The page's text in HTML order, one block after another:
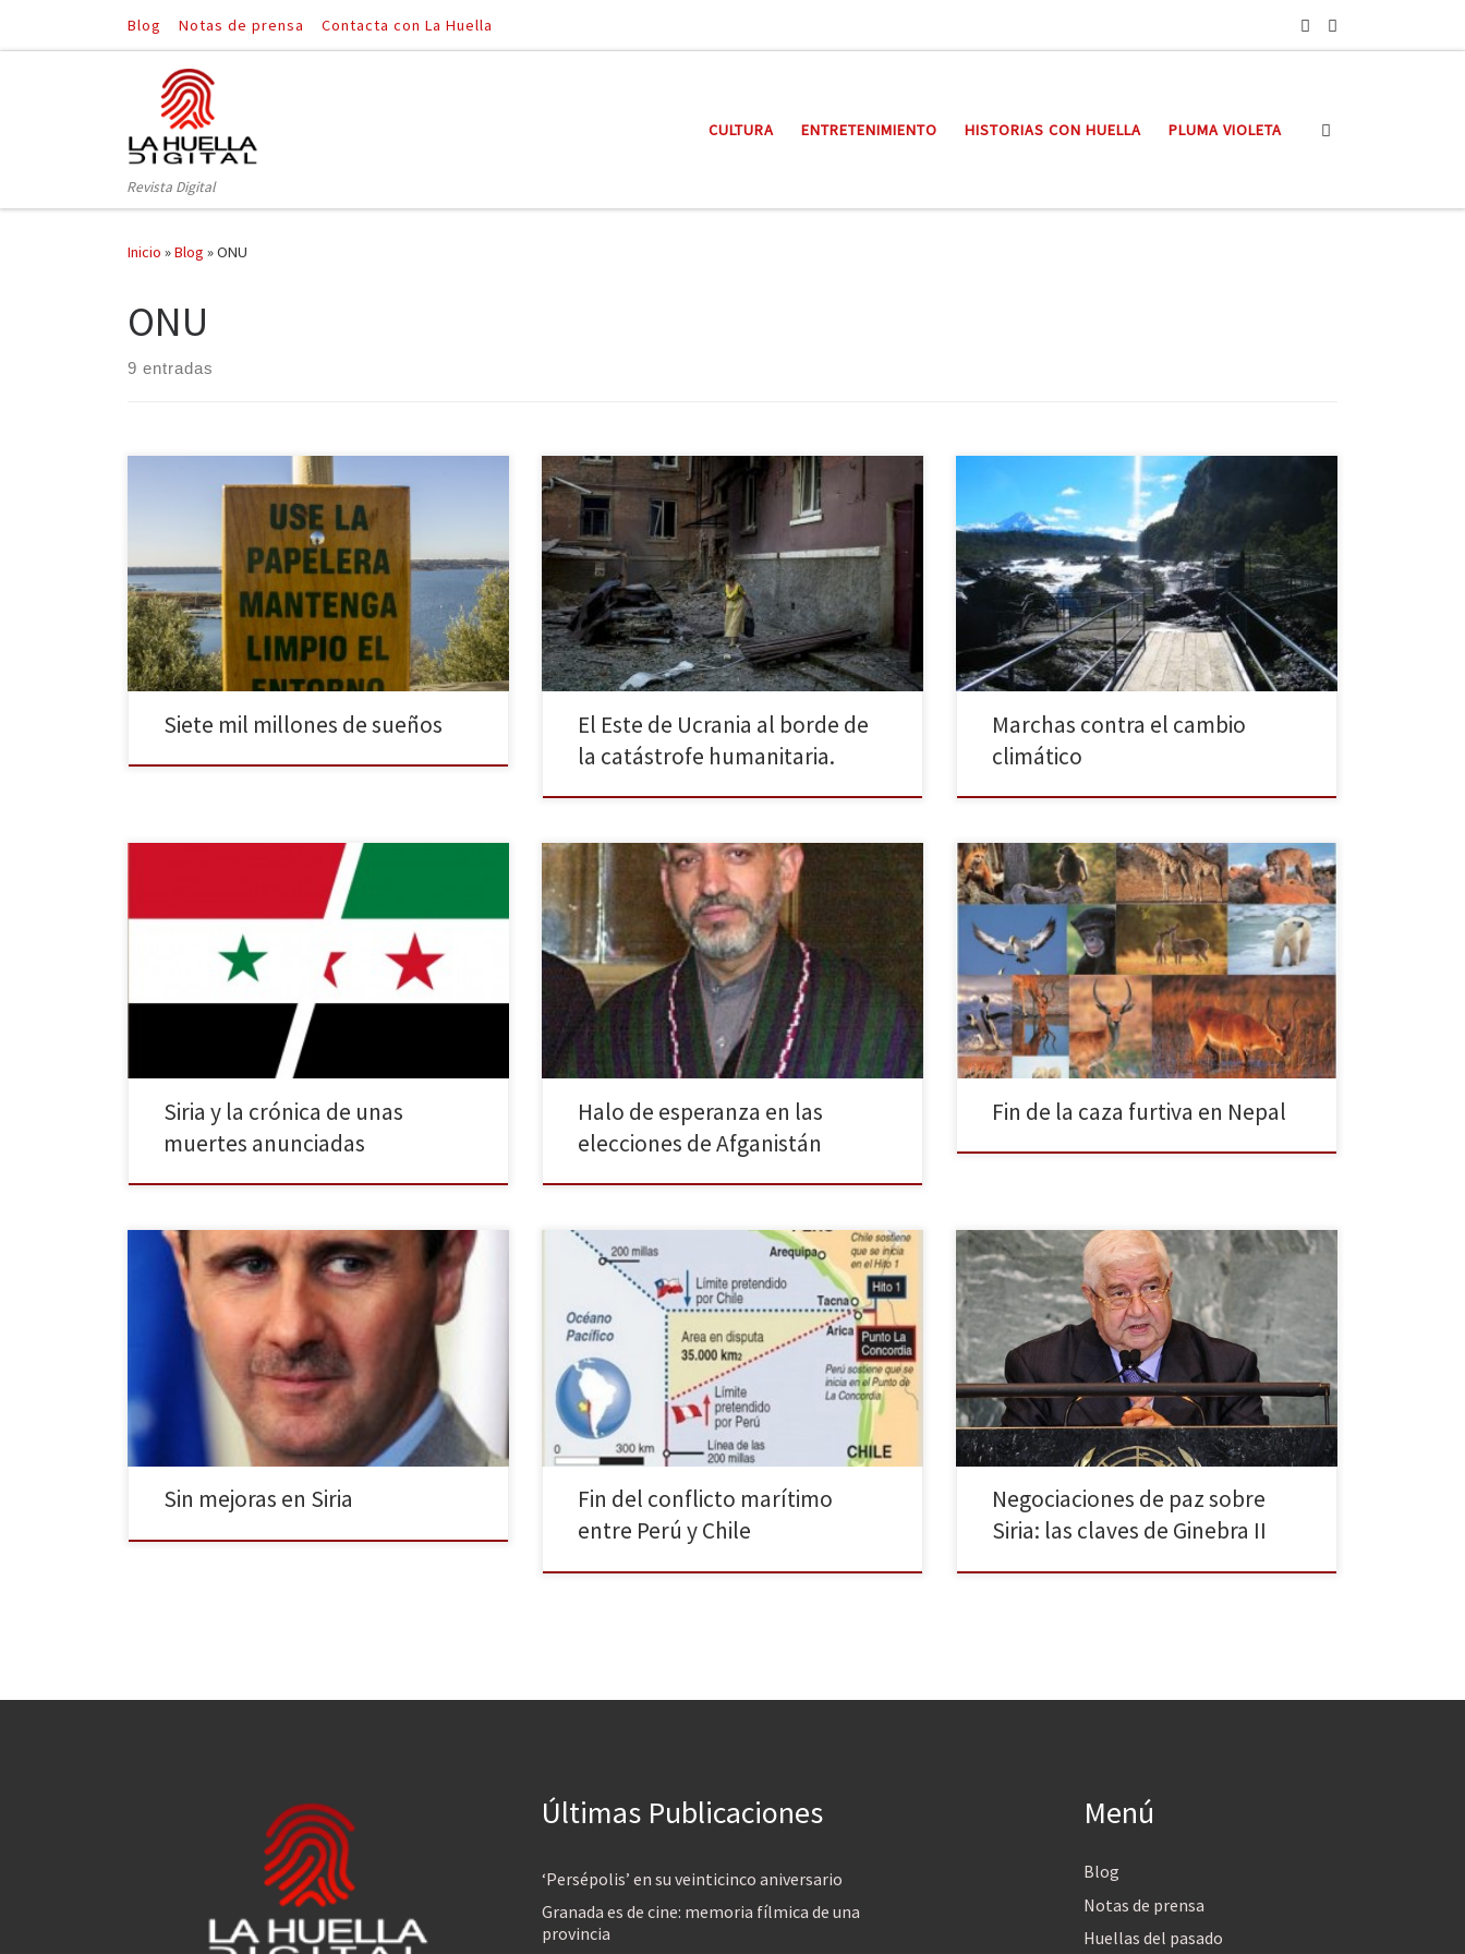
Saltar al contenido
Blog Notas de prensa Contacta con La Huella
Revista Digital
CULTURA ENTRETENIMIENTO HISTORIAS CON HUELLA PLUMA VIOLETA
Inicio »Blog »ONU
ONU
9 entradas
El eslogan que propone el Programa de las Naciones
Unidas para el Medio Ambiente, para celebrar el Día
Mundial del Medio Ambiente de 2015 es “Siete mil
millones de sueños. Un solo planeta. Consume con
moderación”. Si el eslogan del año pasado era “Alza
tu voz, no el nivel del […]
Siete mil millones de sueños
La tregua pactada con la Organización para la
Seguridad y la Cooperación en Europa (OSCE) en
Ucrania el 9 de diciembre de 2014 finalizó con el
ataque del Ejército ucraniano a la ciudad de Donetsk
el 18 de enero. Según el asesor del presidente de
Ucrania, Yuri Biryukov, los soldados ucranianos […]
El Este de Ucrania al borde de
la catástrofe humanitaria.
Para hoy y mañana hay convocadas concentraciones y
marchas en decenas de ciudades de todo el globo
contra el cambio climático. Se la denomina
la movilización climática de los pueblos y tiene su
punto de partida en la ciudad que nunca duerme,
Nueva York, este domingo 21 de septiembre. De
forma […]
Marchas contra el cambio
climático
Tras tres años de guerra civil, Siria vive su momento
más crítico, superando las 200 víctimas mortales al día
y con unas condiciones que no hacen sino dificultar
todavía más la llegada de ayuda humanitaria. En
medio de este caos, el país se prepara para unas
elecciones presidenciales que, por […]
Siria y la crónica de unas
muertes anunciadas
Afganistán celebró el pasado sábado 5 de abril las
terceras elecciones presidenciales de su historia
desde que se hundiese el régimen talibán en 2001. La
alta participación, un 60% aproximadamente, ha
sorprendido gratamente a los principales actores
internacionales. Sin embargo, pese a este eminente
entusiasmo se espera una segunda ronda […]
Halo de esperanza en las
elecciones de Afganistán
Un gran avance ha sido la reducción a cero del
furtivismo de la vida salvaje en Nepal. Sin embargo
WWF recuerda que aún queda mucho trabajo por
hacer ya que en Sudáfrica fueros abatidos mil
rinocerontes de manera furtiva en 2013. El 4 de marzo
es la fecha elegida por […]
Fin de la caza furtiva en Nepal
Con motivo del tercer aniversario del levantamiento
popular contra el régimen sirio, Estados Unidos ha
publicado su informe anual de Derechos Humanos en
el que responsabiliza tanto al Gobierno como a los
grupos extremistas de las continuas torturas,
desplazamientos forzados y hambruna que han
dejado cerca de 140000 muertos en […]
Sin mejoras en Siria
El pasado lunes 27 de enero, el Tribunal Internacional
de Justicia (TIJ) de la ONU puso fin al conflicto
marítimo entre Perú y Chile por la definición de los
límites náuticos entre ambos países y la titularidad de
una franja marítima de 38.000 Km2 de extensión. La
Corte internacional ha concedido a Perú […]
Fin del conflicto marítimo
entre Perú y Chile
El pasado martes 22 de enero comenzó en Montreux,
Suiza, la segunda cumbre de paz internacional sobre
Siria bautizada como Ginebra II. La convención reunió
a representantes del gobierno y de la oposición siria,
a 39 países, la ONU y la Liga Árabe. El principal
resultado de la cita ha […]
Negociaciones de paz sobre
Siria: las claves de Ginebra II
Últimas Publicaciones
‘Persépolis’ en su veinticinco aniversario
Granada es de cine: memoria fílmica de una
provincia
Menú
Blog
Notas de prensa
Huellas del pasado